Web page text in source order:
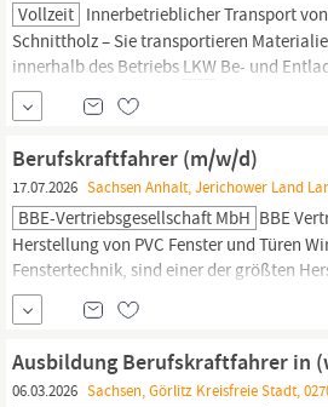
Vollzeit Innerbetrieblicher Transport
Schnittholz – Sie transportieren
innerhalb des Betriebs LKW Be- und
sich um das Be- und Entladen von LKWs
reibungslosen Ablauf Bestücken und
Produktionsketten – Sie unterstützen die
schnelle...
Berufskraftfahrer (m/w/d)
17.07.2026 Sachsen Anhalt, Jerichower Land
BBE-Vertriebsgesellschaft MbH BBE
Herstellung von PVC Fenster und Türen
Fenstertechnik, sind einer der größten
Kunststofffenstern in der Region
Anhalt.
Nach 20 Jahren in der Stadt
Genthin der neue Standort unseres
wir hochwertige und...
Ausbildung Berufskraftfahrer in
06.03.2026 Sachsen, Görlitz Kreisfreie Stadt,